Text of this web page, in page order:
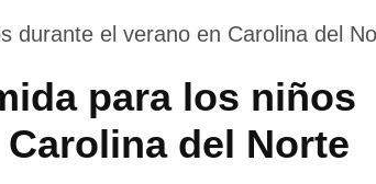
para los niños
del Norte